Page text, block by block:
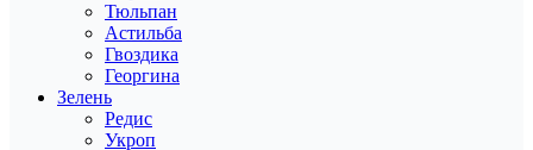
Тюльпан
Астильба
Гвоздика
Георгина
Зелень
Редис
Укроп